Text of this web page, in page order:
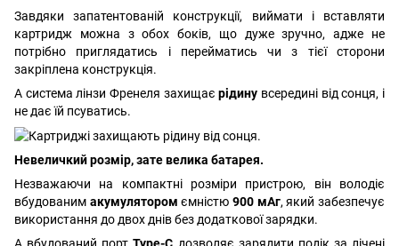
Завдяки запатентованій конструкції, виймати і вставляти
картридж можна з обох боків, що дуже зручно, адже не
потрібно приглядатись і перейматись чи з тієї сторони
закріплена конструкція.
А система лінзи Френеля захищаєрідину всередині від сонця, і
не дає їй псуватись.
Невеличкий розмір, зате велика батарея.
Незважаючи на компактні розміри пристрою, він володіє
вбудованим акумуляторомємністю900 мАг, який забезпечує
використання до двох днів без додаткової зарядки.